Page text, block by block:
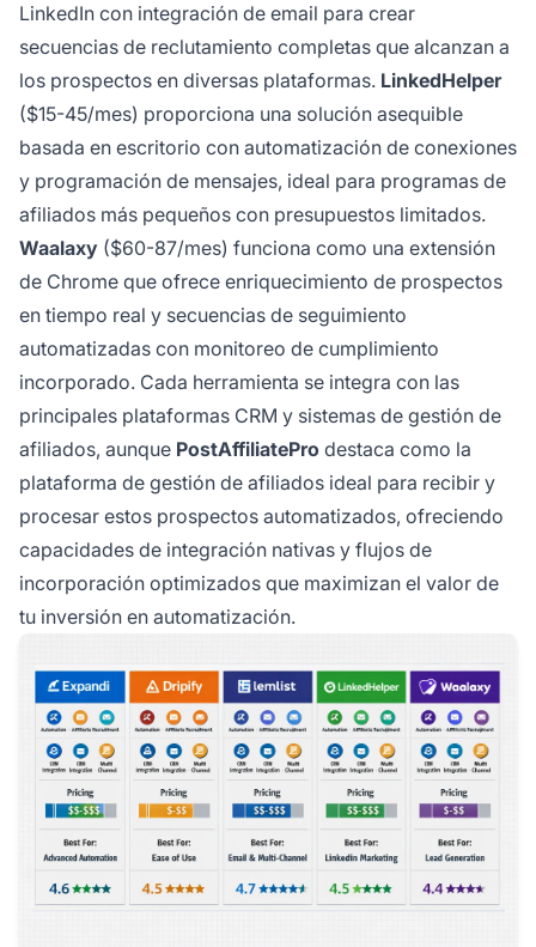
LinkedIn con integración de email para crear
secuencias de reclutamiento completas que alcanzan a
los prospectos en diversas plataformas. LinkedHelper
($15-45/mes) proporciona una solución asequible
basada en escritorio con automatización de conexiones
y programación de mensajes, ideal para programas de
afiliados más pequeños con presupuestos limitados.
Waalaxy ($60-87/mes) funciona como una extensión
de Chrome que ofrece enriquecimiento de prospectos
en tiempo real y secuencias de seguimiento
automatizadas con monitoreo de cumplimiento
incorporado. Cada herramienta se integra con las
principales plataformas CRM y sistemas de gestión de
afiliados, aunque PostAffiliatePro destaca como la
plataforma de gestión de afiliados ideal para recibir y
procesar estos prospectos automatizados, ofreciendo
capacidades de integración nativas y flujos de
incorporación optimizados que maximizan el valor de
tu inversión en automatización.